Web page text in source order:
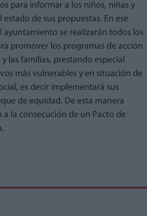
para informar a los niños, niñas y
de sus propuestas. En ese
ayuntamiento se realizarán todos los
promover los programas de acción
las familias, prestando especial
más vulnerables y en situación de
es decir implementará sus
de equidad. De esta manera
la consecución de un Pacto de